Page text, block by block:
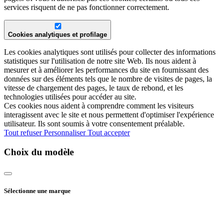
services risquent de ne pas fonctionner correctement.
Cookies analytiques et profilage
Les cookies analytiques sont utilisés pour collecter des informations
statistiques sur l'utilisation de notre site Web. Ils nous aident à
mesurer et à améliorer les performances du site en fournissant des
données sur des éléments tels que le nombre de visites de pages, la
vitesse de chargement des pages, le taux de rebond, et les
technologies utilisées pour accéder au site.
Ces cookies nous aident à comprendre comment les visiteurs
interagissent avec le site et nous permettent d'optimiser l'expérience
utilisateur. Ils sont soumis à votre consentement préalable.
Tout refuserPersonnaliserTout accepter
Choix du modèle
Sélectionne une marque